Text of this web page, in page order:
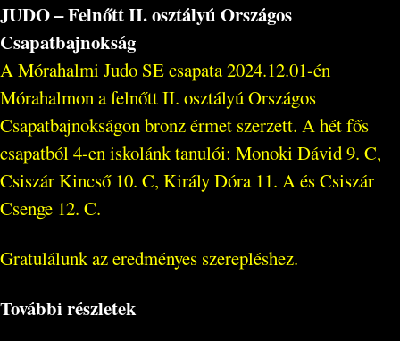
JUDO – Felnőtt II. osztályú Országos
Csapatbajnokság
A Mórahalmi Judo SE csapata 2024.12.01-én
Mórahalmon a felnőtt II. osztályú Országos
Csapatbajnokságon bronz érmet szerzett. A hét fős
csapatból 4-en iskolánk tanulói: Monoki Dávid 9. C,
Csiszár Kincső 10. C, Király Dóra 11. A és Csiszár
Csenge 12. C.
Gratulálunk az eredményes szerepléshez.
További részletek